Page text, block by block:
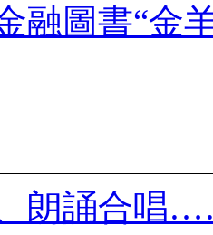
融圖書“金
朗誦合唱